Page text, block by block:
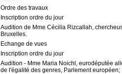
Ordre des travaux
Inscription ordre du jour
Audition de Mme Cécilia Rizcallah,
Bruxelles.
Echange de vues
Inscription ordre du jour
Audition - Mme Maria Noichl, eurodéputée
de l'égalité des genres, Parlement européen;